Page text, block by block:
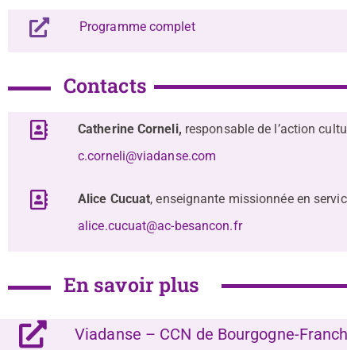
Programme complet
Contacts
Catherine Corneli, responsable de l’action
c.corneli@viadanse.com
Alice Cucuat, enseignante missionnée en
alice.cucuat@ac-besancon.fr
En savoir plus
Viadanse – CCN de Bourgogne-